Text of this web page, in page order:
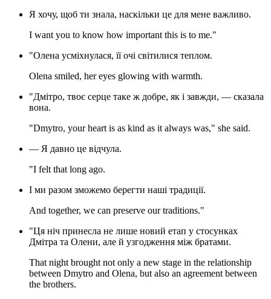
Я хочу, щоб ти знала, наскільки це для мене важливо.
I want you to know how important this is to me."
"Олена усміхнулася, її очі світилися теплом.
Olena smiled, her eyes glowing with warmth.
"Дмітро, твоє серце таке ж добре, як і завжди, — сказала
вона.
"Dmytro, your heart is as kind as it always was," she said.
— Я давно це відчула.
"I felt that long ago.
І ми разом зможемо берегти наші традиції.
And together, we can preserve our traditions."
"Ця ніч принесла не лише новий етап у стосунках
Дмітра та Олени, але й узгодження між братами.
That night brought not only a new stage in the relationship
between Dmytro and Olena, but also an agreement between
the brothers.